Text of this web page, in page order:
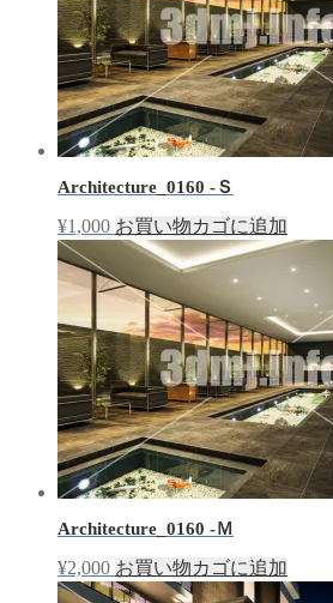
Architecture_0160 -Ｓ
¥1,000 お買い物カゴに追加
Architecture_0160 -Ｍ
¥2,000 お買い物カゴに追加